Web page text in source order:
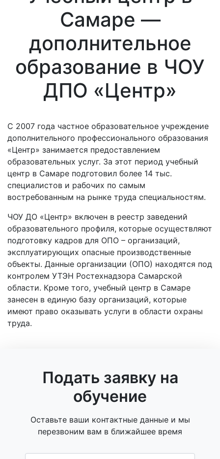
Самаре —
дополнительное
образование в ЧОУ
ДПО «Центр»
С 2007 года частное образовательное учреждение
дополнительного профессионального образования
«Центр» занимается предоставлением
образовательных услуг. За этот период учебный
центр в Самаре подготовил более 14 тыс.
специалистов и рабочих по самым
востребованным на рынке труда специальностям.
ЧОУ ДО «Центр» включен в реестр заведений
образовательного профиля, которые осуществляют
подготовку кадров для ОПО – организаций,
эксплуатирующих опасные производственные
объекты. Данные организации (ОПО) находятся под
контролем УТЭН Ростехнадзора Самарской
области. Кроме того, учебный центр в Самаре
занесен в единую базу организаций, которые
имеют право оказывать услуги в области охраны
труда.
Подать заявку на
обучение
Оставьте ваши контактные данные и мы
перезвоним вам в ближайшее время